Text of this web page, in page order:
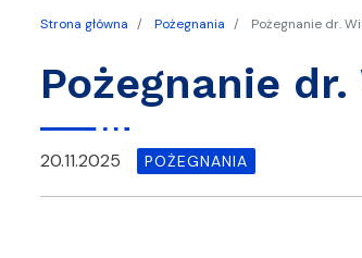
Strona główna Pożegnania Pożegnanie dr.
Pożegnanie
20.11.2025 POŻEGNANIA